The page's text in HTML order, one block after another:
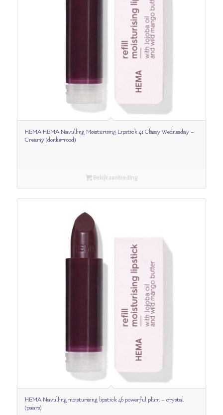
HEMA HEMA Navulling Moisturising Lipstick 41 Classy Wednesday –
Creamy (donkerrood)
Bekijk aanbieding
HEMA Navulling moisturising lipstick 46 powerful plum – crystal
(paars)